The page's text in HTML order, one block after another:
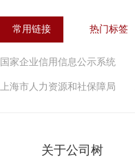
常用链接 热门标签
国家企业信用信息公示系统
上海市人力资源和社保障局
关于公司树